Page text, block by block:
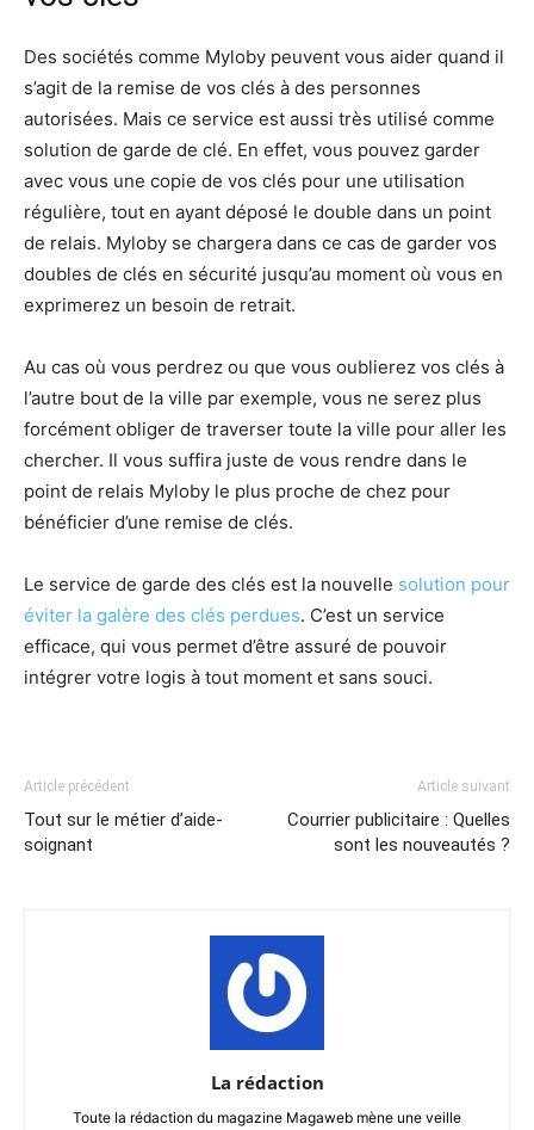
Des sociétés comme Myloby peuvent vous aider quand il
s’agit de la remise de vos clés à des personnes
autorisées. Mais ce service est aussi très utilisé comme
solution de garde de clé. En effet, vous pouvez garder
avec vous une copie de vos clés pour une utilisation
régulière, tout en ayant déposé le double dans un point
de relais. Myloby se chargera dans ce cas de garder vos
doubles de clés en sécurité jusqu’au moment où vous en
exprimerez un besoin de retrait.
Au cas où vous perdrez ou que vous oublierez vos clés à
l’autre bout de la ville par exemple, vous ne serez plus
forcément obliger de traverser toute la ville pour aller les
chercher. Il vous suffira juste de vous rendre dans le
point de relais Myloby le plus proche de chez pour
bénéficier d’une remise de clés.
Le service de garde des clés est la nouvelle solution pour
éviter la galère des clés perdues. C’est un service
efficace, qui vous permet d’être assuré de pouvoir
intégrer votre logis à tout moment et sans souci.
Article précédent
Tout sur le métier d’aide-
soignant
Article suivant
Courrier publicitaire : Quelles
sont les nouveautés ?
La rédaction
Toute la rédaction du magazine Magaweb mène une veille